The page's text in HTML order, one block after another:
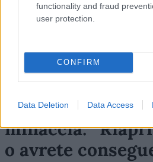
functionality and fraud
user protection.
CONFIRM
Data Deletion Data Access
Sanchez fa
minaccia:
o avrete